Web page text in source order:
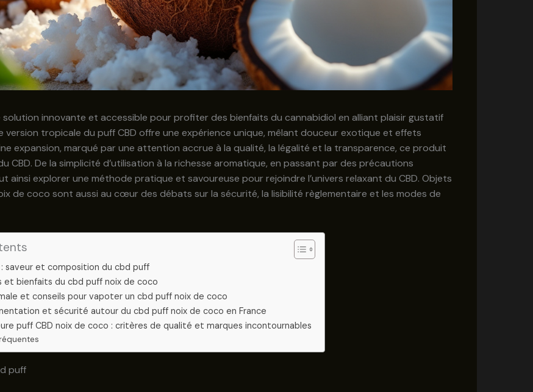
solution innovante et accessible pour profiter des bienfaits du cannabidiol en alliant plaisir gustatif
tropicale du puff CBD offre une expérience unique, mêlant douceur exotique et effets
expansion, marqué par une attention accrue à la qualité, la légalité et la transparence, ce produit
CBD. De la simplicité d’utilisation à la richesse aromatique, en passant par des précautions
ainsi explorer une méthode pratique et savoureuse pour rejoindre l’univers relaxant du CBD. Objets
de coco sont aussi au cœur des débats sur la sécurité, la lisibilité règlementaire et les modes de
saveur et composition du cbd puff
et bienfaits du cbd puff noix de coco
et conseils pour vapoter un cbd puff noix de coco
et sécurité autour du cbd puff noix de coco en France
puff CBD noix de coco : critères de qualité et marques incontournables
puff